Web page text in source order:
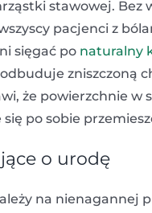
stawowej. Bez
pacjenci z
sięgać po naturalny
zniszczoną
że powierzchnie w
po sobie
o urodę
na nienagannej